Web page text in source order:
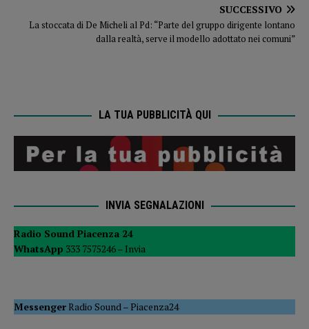
SUCCESSIVO
La stoccata di De Micheli al Pd: “Parte del gruppo dirigente lontano
dalla realtà, serve il modello adottato nei comuni”
LA TUA PUBBLICITÀ QUI
INVIA SEGNALAZIONI
Radio Sound Piacenza 24
WhatsApp 333 7575246 – Invia
MessengerRadio Sound –Piacenza24